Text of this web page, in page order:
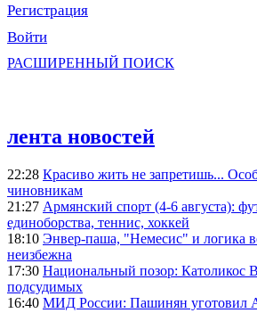
Регистрация
Войти
РАСШИРЕННЫЙ ПОИСК
лента новостей
22:28 Красиво жить не запретишь...
чиновникам
21:27 Армянский спорт (4-6 августа):
единоборства, теннис, хоккей
18:10 Энвер-паша, "Немесис" и логика
неизбежна
17:30 Национальный позор: Католикос
подсудимых
16:40 МИД России: Пашинян уготовил